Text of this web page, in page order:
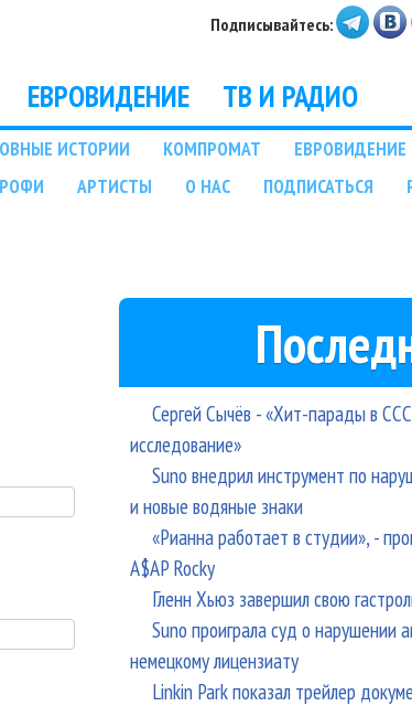
Подписывайтесь:
ЕВРОВИДЕНИЕ ТВ И РАДИО
ИСТОРИИ КОМПРОМАТ ЕВРОВИДЕНИЕ
АРТИСТЫ О НАС ПОДПИСАТЬСЯ
Сергей Сычёв - «Хит-парады в
исследование»
Suno внедрил инструмент по
и новые водяные знаки
«Рианна работает в студии», -
A$AP Rocky
Гленн Хьюз завершил свою
Suno проиграла суд о нарушении
немецкому лицензиату
Linkin Park показал трейлер